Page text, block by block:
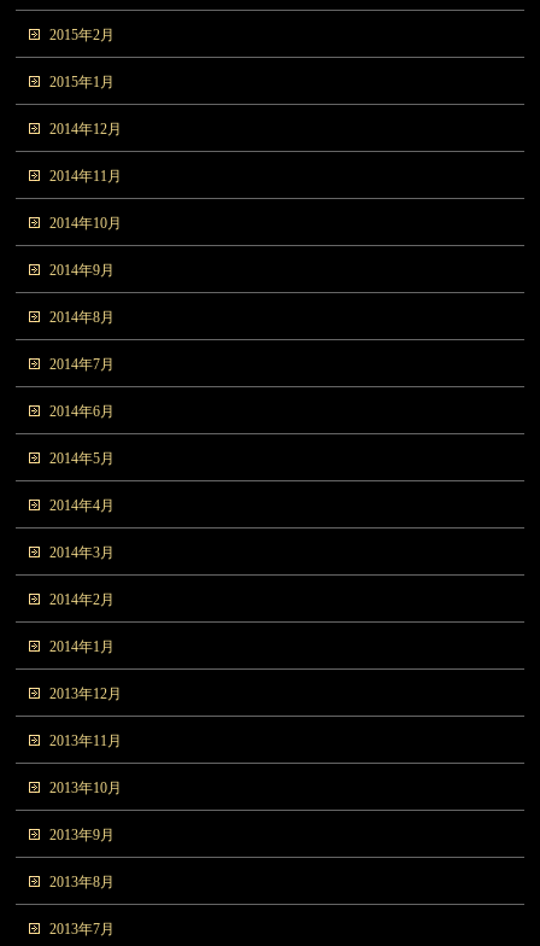
2015年2月
2015年1月
2014年12月
2014年11月
2014年10月
2014年9月
2014年8月
2014年7月
2014年6月
2014年5月
2014年4月
2014年3月
2014年2月
2014年1月
2013年12月
2013年11月
2013年10月
2013年9月
2013年8月
2013年7月